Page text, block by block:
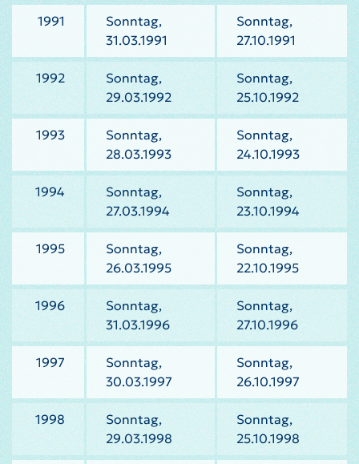
1991
Sonntag,
31.03.1991
Sonntag,
27.10.1991
1992
Sonntag,
29.03.1992
Sonntag,
25.10.1992
1993
Sonntag,
28.03.1993
Sonntag,
24.10.1993
1994
Sonntag,
27.03.1994
Sonntag,
23.10.1994
1995
Sonntag,
26.03.1995
Sonntag,
22.10.1995
1996
Sonntag,
31.03.1996
Sonntag,
27.10.1996
1997
Sonntag,
30.03.1997
Sonntag,
26.10.1997
1998
Sonntag,
29.03.1998
Sonntag,
25.10.1998